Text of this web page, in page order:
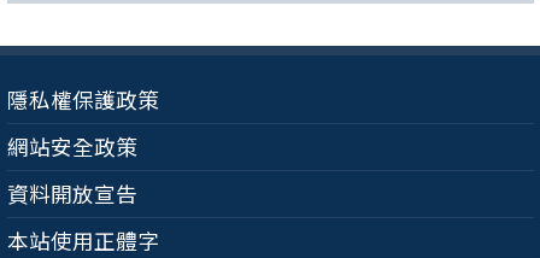
隱私權保護政策
網站安全政策
資料開放宣告
本站使用正體字